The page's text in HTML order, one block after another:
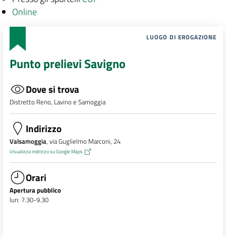
Online
LUOGO DI EROGAZIONE
Punto prelievi Savigno
Dove si trova
Distretto Reno, Lavino e Samoggia
Indirizzo
Valsamoggia, via Guglielmo Marconi, 24
Visualizza indirizzo su Google Maps
Orari
Apertura pubblico
lun: 7.30-9.30